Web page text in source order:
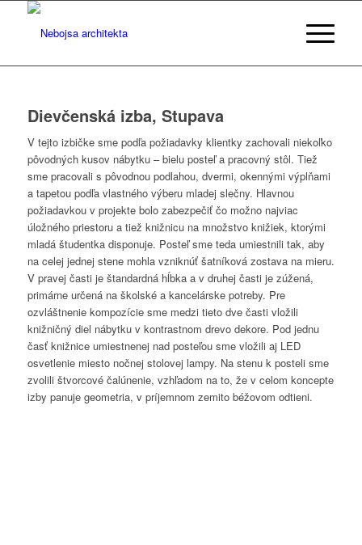
Dievčenská izba, Stupava
V tejto izbičke sme podľa požiadavky klientky zachovali niekoľko
pôvodných kusov nábytku – bielu posteľ a pracovný stôl. Tiež
sme pracovali s pôvodnou podlahou, dvermi, okennými výplňami
a tapetou podľa vlastného výberu mladej slečny. Hlavnou
požiadavkou v projekte bolo zabezpečiť čo možno najviac
úložného priestoru a tiež knižnicu na množstvo knižiek, ktorými
mladá študentka disponuje. Posteľ sme teda umiestnili tak, aby
na celej jednej stene mohla vzniknúť šatníková zostava na mieru.
V pravej časti je štandardná hĺbka a v druhej časti je zúžená,
primárne určená na školské a kancelárske potreby. Pre
ozvláštnenie kompozície sme medzi tieto dve časti vložili
knižničný diel nábytku v kontrastnom drevo dekore. Pod jednu
časť knižnice umiestnenej nad posteľou sme vložili aj LED
osvetlenie miesto nočnej stolovej lampy. Na stenu k posteli sme
zvolili štvorcové čalúnenie, vzhľadom na to, že v celom koncepte
izby panuje geometria, v príjemnom zemito béžovom odtieni.